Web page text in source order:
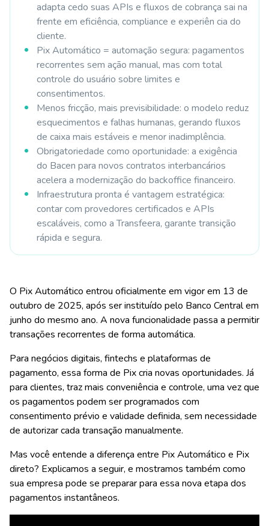
adapta cedo suas APIs e fluxos de cobrança sai na
frente em eficiência, compliance e experiên cia do
cliente.
Pix Automático = automação segura: pagamentos
recorrentes sem ação manual, mas com total
controle do usuário sobre limites e
consentimentos.
Menos fricção, mais previsibilidade: o modelo reduz
esquecimentos e falhas humanas, gerando fluxos
de caixa mais estáveis e menor inadimplência.
Obrigatoriedade como oportunidade: a exigência
do Bacen para novos contratos interbancários
acelera a modernização do backoffice financeiro.
Infraestrutura pronta é vantagem estratégica:
contar com provedores certificados e APIs
escaláveis, como a Transfeera, garante transição
rápida e segura.
O Pix Automático entrou oficialmente em vigor em 13 de
outubro de 2025, após ser instituído pelo Banco Central em
junho do mesmo ano. A nova funcionalidade passa a permitir
transações recorrentes de forma automática.
Para negócios digitais, fintechs e plataformas de
pagamento, essa forma de Pix cria novas oportunidades. Já
para clientes, traz mais conveniência e controle, uma vez que
os pagamentos podem ser programados com
consentimento prévio e validade definida, sem necessidade
de autorizar cada transação manualmente.
Mas você entende a diferença entre Pix Automático e Pix
direto? Explicamos a seguir, e mostramos também como
sua empresa pode se preparar para essa nova etapa dos
pagamentos instantâneos.